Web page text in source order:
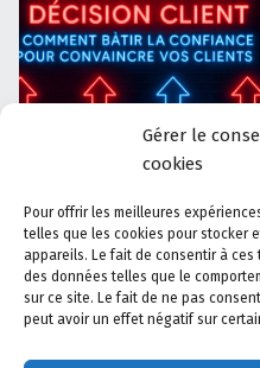
Gérer le
cookies
Pour offrir les meilleures
telles que les cookies pour stocker
appareils. Le fait de consentir à
des données telles que le
sur ce site. Le fait de ne pas
peut avoir un effet négatif sur
Accueil-Contact-
confidentialité-Actualités